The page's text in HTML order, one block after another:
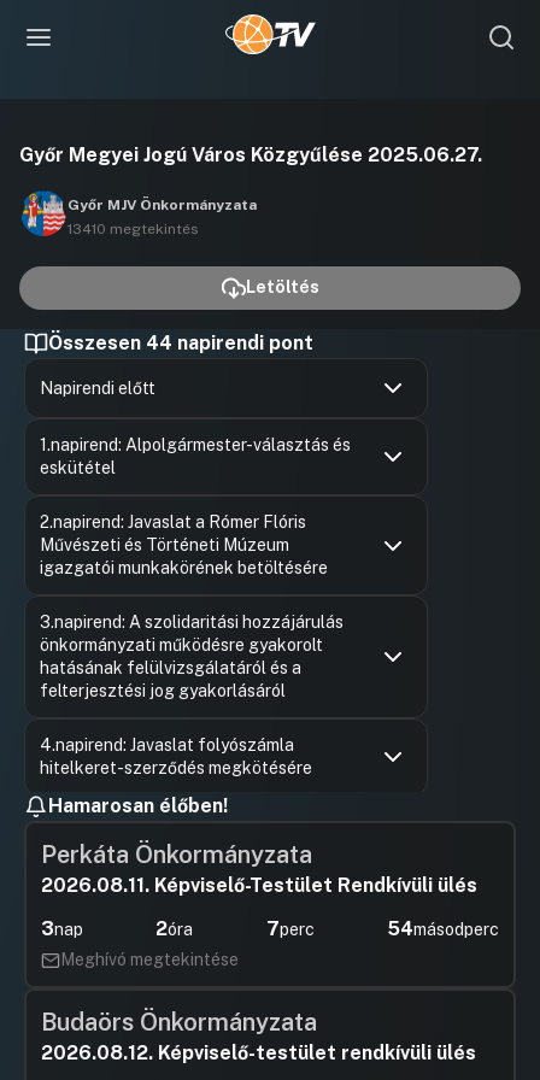
lejátszása
Győr Megyei Jogú Város Közgyűlése 2025.06.27.
Győr MJV Önkormányzata
13410 megtekintés
Letöltés
Összesen 44 napirendi pont
Napirendi előtt
1.napirend: Alpolgármester-választás és
eskütétel
2.napirend: Javaslat a Rómer Flóris
Művészeti és Történeti Múzeum
igazgatói munkakörének betöltésére
3.napirend: A szolidaritási hozzájárulás
önkormányzati működésre gyakorolt
hatásának felülvizsgálatáról és a
felterjesztési jog gyakorlásáról
4.napirend: Javaslat folyószámla
hitelkeret-szerződés megkötésére
HozzászólásokUgrás a napirendi pontra
5.napirend: Javaslat Győr Megyei Jogú
Város Önkormányzata 100%-os
tulajdonában álló gazdasági társaságai
Kormány előzetes hozzájárulását
jóváhagyására
6.napirend: Javaslat Győr Megyei Jogú
Város bérlakás-koncepciójának (2025-
2029) elfogadására
Hamarosan élőben!
Perkáta Önkormányzata
2026.08.11. Képviselő-Testület Rendkívüli ülés
3nap 2óra 7perc 53másodperc
Meghívó megtekintése
Budaörs Önkormányzata
2026.08.12. Képviselő-testület rendkívüli ülés